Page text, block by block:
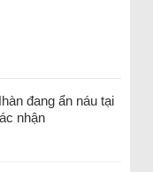
đang ẩn náu tại
nhận